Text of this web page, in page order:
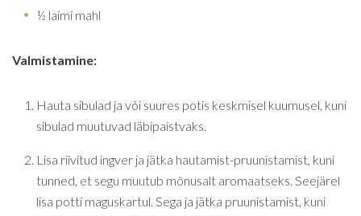
½ laimi mahl
Valmistamine:
Hauta sibulad ja või suures potis keskmisel kuumusel, kuni
sibulad muutuvad läbipaistvaks.
Lisa riivitud ingver ja jätka hautamist-pruunistamist, kuni
tunned, et segu muutub mõnusalt aromaatseks. Seejärel
lisa potti maguskartul. Sega ja jätka pruunistamist, kuni